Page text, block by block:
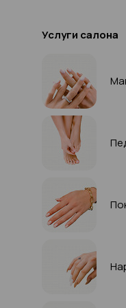
Услуги салона